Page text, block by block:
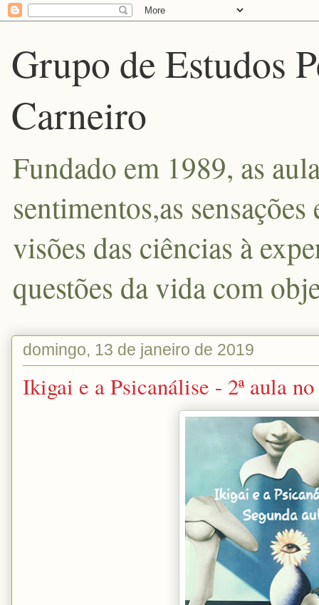
Grupo de Estudos
Carneiro
Fundado em 1989, as
sentimentos,as
visões das ciências à
questões da vida com
domingo, 13 de janeiro de 2019
Ikigai e a Psicanálise - 2ª aula